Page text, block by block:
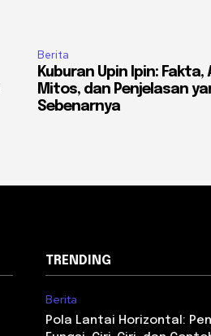
Berita
Kuburan Upin Ipin: Fakta,
Mitos, dan Penjelasan
Sebenarnya
TRENDING
Berita
Pola Lantai Horizontal: